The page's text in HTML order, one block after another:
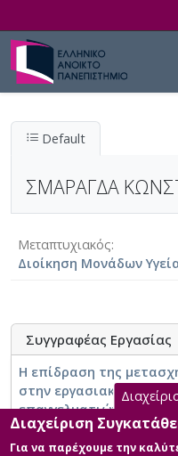
Default
ΣΜΑΡΑΓΔΑ
Μεταπτυχιακός
Διοίκηση Μονάδων
Συγγραφέας Εργασίας
Η επίδραση της
στην εργασιακή
επαγγελματιών υγείας
Διαχείριση
Για να παρέχουμε την